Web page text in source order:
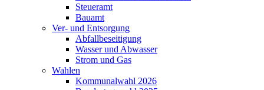
Steueramt
Bauamt
Ver- und Entsorgung
Abfallbeseitigung
Wasser und Abwasser
Strom und Gas
Wahlen
Kommunalwahl 2026